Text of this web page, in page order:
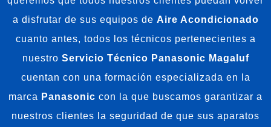
a disfrutar de sus equipos de Aire Acondicionado
cuanto antes, todos los técnicos pertenecientes a
nuestro Servicio Técnico Panasonic Magaluf
cuentan con una formación especializada en la
marca Panasonic con la que buscamos garantizar a
nuestros clientes la seguridad de que sus aparatos